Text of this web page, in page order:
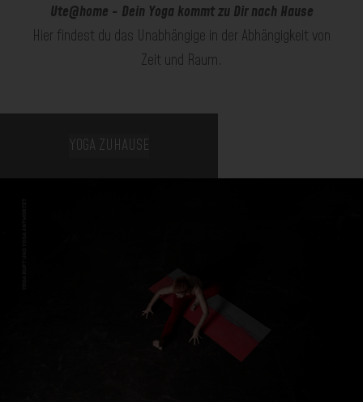
Ute@home - Dein Yoga kommt zu Dir nach Hause
Hier findest du das Unabhängige in der Abhängigkeit von
Zeit und Raum.
YOGA ZUHAUSE